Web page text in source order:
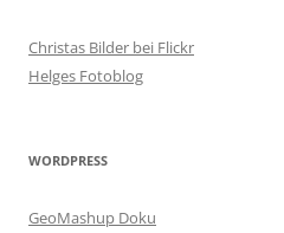
Christas Bilder bei Flickr
Helges Fotoblog
WORDPRESS
GeoMashup Doku